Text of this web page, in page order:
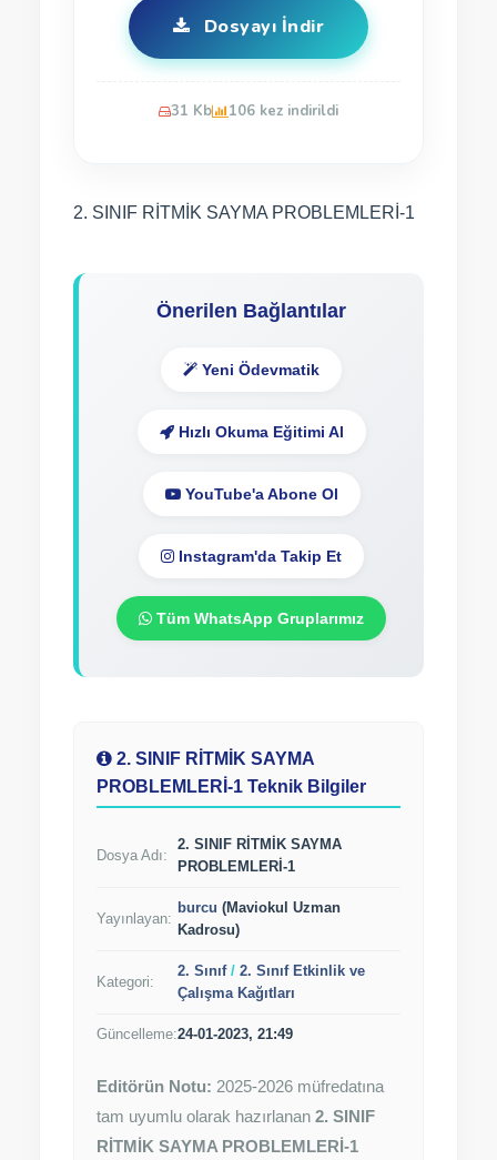
Dosyayı İndir
31 Kb 106 kez indirildi
2. SINIF RİTMİK SAYMA PROBLEMLERİ-1
Önerilen Bağlantılar
Yeni Ödevmatik
Hızlı Okuma Eğitimi Al
YouTube'a Abone Ol
Instagram'da Takip Et
Tüm WhatsApp Gruplarımız
2. SINIF RİTMİK SAYMA
PROBLEMLERİ-1 Teknik Bilgiler
Dosya Adı:
2. SINIF RİTMİK SAYMA
PROBLEMLERİ-1
Yayınlayan:
burcu (Maviokul Uzman
Kadrosu)
Kategori:
2. Sınıf/ 2. Sınıf Etkinlik ve
Çalışma Kağıtları
Güncelleme:24-01-2023, 21:49
Editörün Notu: 2025-2026 müfredatına
tam uyumlu olarak hazırlanan 2. SINIF
RİTMİK SAYMA PROBLEMLERİ-1